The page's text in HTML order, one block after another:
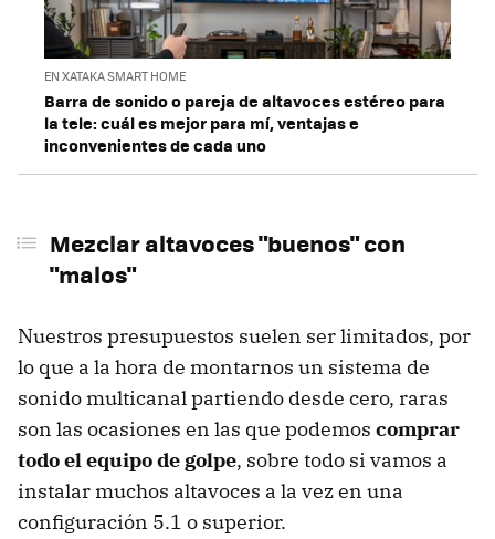
No usar el corrector acústico para mantener la
"pureza" del audio
No usar el mejor decodificador y DAC disponible
Usar modos de audición efectistas
EN XATAKA SMART HOME
Barra de sonido o pareja de altavoces estéreo para
la tele: cuál es mejor para mí, ventajas e
inconvenientes de cada uno
Mezclar altavoces "buenos" con
"malos"
Nuestros presupuestos suelen ser limitados, por
lo que a la hora de montarnos un sistema de
sonido multicanal partiendo desde cero, raras
son las ocasiones en las que podemos comprar
todo el equipo de golpe, sobre todo si vamos a
instalar muchos altavoces a la vez en una
configuración 5.1 o superior.